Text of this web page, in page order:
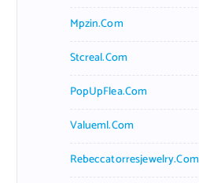
Mpzin.com
Stcreal.com
PopUpFlea.com
Valueml.com
Rebeccatorresjewelry.com